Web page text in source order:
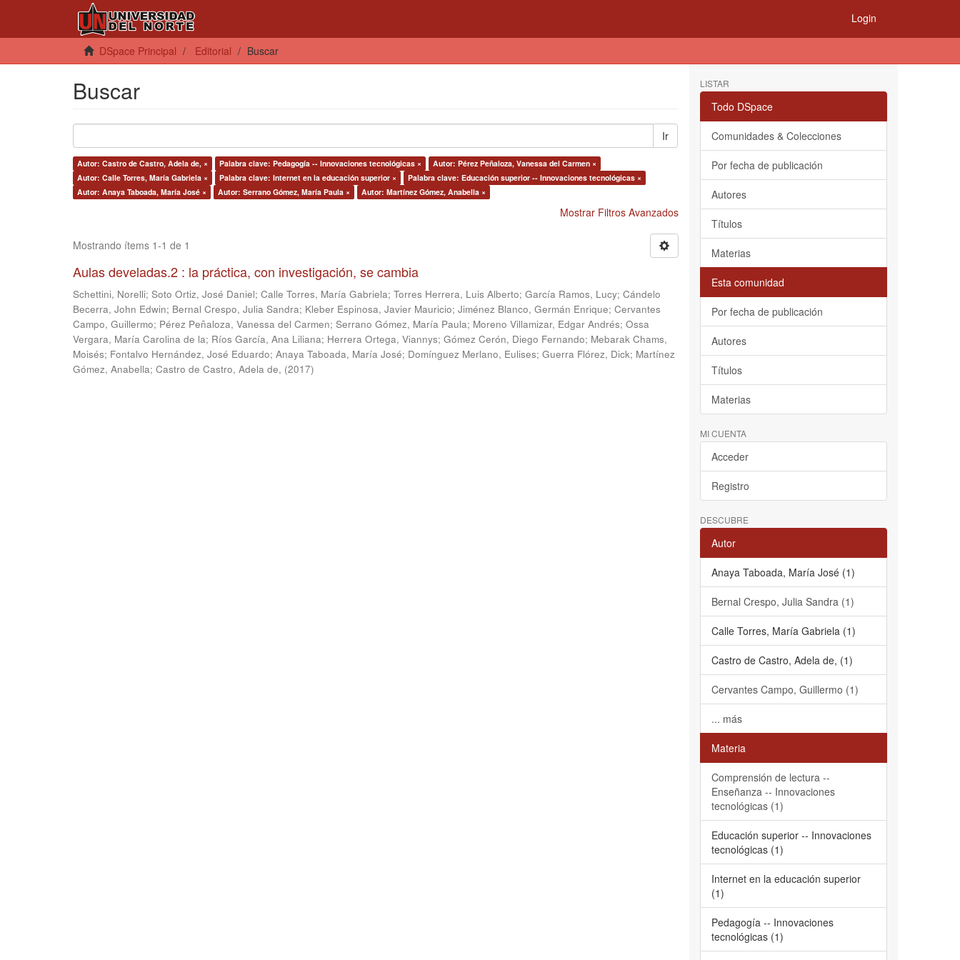
Login
DSpace Principal Editorial Buscar
Buscar
Ir
Autor: Castro de Castro, Adela de, × Palabra clave: Pedagogía -- Innovaciones tecnológicas ×
Autor: Pérez Peñaloza, Vanessa del Carmen ×
Autor: Calle Torres, María Gabriela ×
Palabra clave: Internet en la educación superior ×
Palabra clave: Educación superior -- Innovaciones tecnológicas ×
Autor: Anaya Taboada, María José ×
Autor: Serrano Gómez, María Paula × Autor: Martínez Gómez, Anabella ×
Mostrar Filtros Avanzados
Mostrando ítems 1-1 de 1
Aulas develadas.2 : la práctica, con investigación, se cambia
Schettini, Norelli; Soto Ortiz, José Daniel; Calle Torres, María Gabriela; Torres Herrera, Luis Alberto; García Ramos, Lucy; Cándelo
Becerra, John Edwin; Bernal Crespo, Julia Sandra; Kleber Espinosa, Javier Mauricio; Jiménez Blanco, Germán Enrique; Cervantes
Campo, Guillermo; Pérez Peñaloza, Vanessa del Carmen; Serrano Gómez, María Paula; Moreno Villamizar, Edgar Andrés; Ossa
Vergara, María Carolina de la; Ríos García, Ana Liliana; Herrera Ortega, Viannys; Gómez Cerón, Diego Fernando; Mebarak Chams,
Moisés; Fontalvo Hernández, José Eduardo; Anaya Taboada, María José; Domínguez Merlano, Eulises; Guerra Flórez, Dick; Martínez
Gómez, Anabella; Castro de Castro, Adela de, (2017)
LISTAR
Todo DSpace
Comunidades & Colecciones
Por fecha de publicación
Autores
Títulos
Materias
Esta comunidad
Por fecha de publicación
Autores
Títulos
Materias
MI CUENTA
Acceder
Registro
DESCUBRE
Autor
Anaya Taboada, María José (1)
Bernal Crespo, Julia Sandra (1)
Calle Torres, María Gabriela (1)
Castro de Castro, Adela de, (1)
Cervantes Campo, Guillermo (1)
... más
Materia
Comprensión de lectura --
Enseñanza -- Innovaciones
tecnológicas (1)
Educación superior -- Innovaciones
tecnológicas (1)
Internet en la educación superior
(1)
Pedagogía -- Innovaciones
tecnológicas (1)